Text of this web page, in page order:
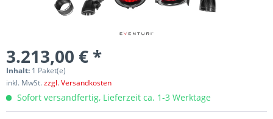
3.213,00 € *
Inhalt: 1 Paket(e)
inkl. MwSt.zzgl. Versandkosten
Sofort versandfertig, Lieferzeit ca. 1-3 Werktage